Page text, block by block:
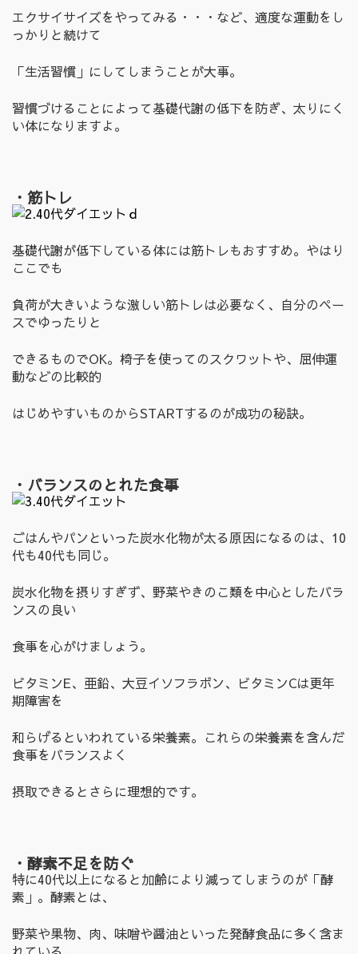
エクサイサイズをやってみる・・・など、適度な運動をし
っかりと続けて
「生活習慣」にしてしまうことが大事。
習慣づけることによって基礎代謝の低下を防ぎ、太りにく
い体になりますよ。
・筋トレ
基礎代謝が低下している体には筋トレもおすすめ。やはり
ここでも
負荷が大きいような激しい筋トレは必要なく、自分のペー
スでゆったりと
できるものでOK。椅子を使ってのスクワットや、屈伸運
動などの比較的
はじめやすいものからSTARTするのが成功の秘訣。
・バランスのとれた食事
ごはんやパンといった炭水化物が太る原因になるのは、10
代も40代も同じ。
炭水化物を摂りすぎず、野菜やきのこ類を中心としたバラ
ンスの良い
食事を心がけましょう。
ビタミンE、亜鉛、大豆イソフラボン、ビタミンCは更年
期障害を
和らげるといわれている栄養素。これらの栄養素を含んだ
食事をバランスよく
摂取できるとさらに理想的です。
・酵素不足を防ぐ
特に40代以上になると加齢により減ってしまうのが「酵
素」。酵素とは、
野菜や果物、肉、味噌や醤油といった発酵食品に多く含ま